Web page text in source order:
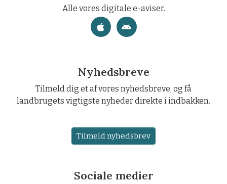
Alle vores digitale e-aviser.
Nyhedsbreve
Tilmeld dig et af vores nyhedsbreve, og få
landbrugets vigtigste nyheder direkte i indbakken.
Tilmeld nyhedsbrev
Sociale medier